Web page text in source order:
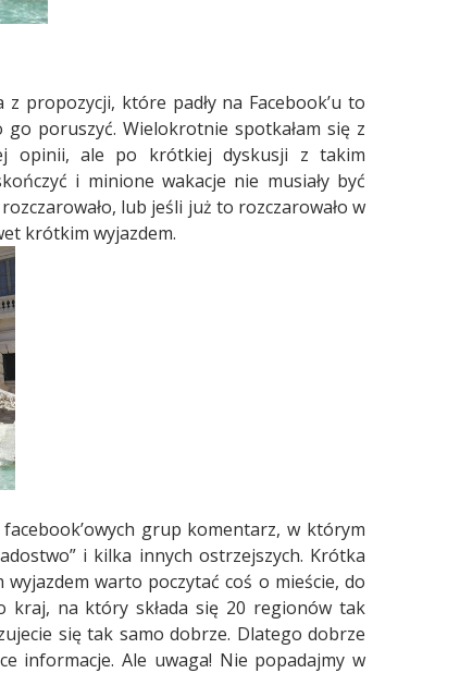
z propozycji, które padły na Facebook’u to
poruszyć. Wielokrotnie spotkałam się z
opinii, ale po krótkiej dyskusji z takim
i minione wakacje nie musiały być
lub jeśli już to rozczarowało w
krótkim wyjazdem.
grup komentarz, w którym
i kilka innych ostrzejszych. Krótka
wyjazdem warto poczytać coś o mieście, do
kraj, na który składa się 20 regionów tak
się tak samo dobrze. Dlatego dobrze
informacje. Ale uwaga! Nie popadajmy w